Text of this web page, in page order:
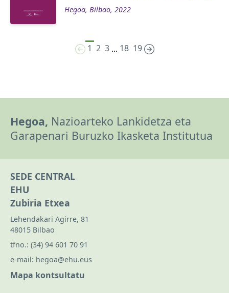
Hegoa, Bilbao, 2022
1 2 3 ... 18 19
Hegoa, Nazioarteko Lankidetza eta
Garapenari Buruzko Ikasketa Institutua
SEDE CENTRAL
EHU
Zubiria Etxea
Lehendakari Agirre, 81
48015 Bilbao
tfno.: (34) 94 601 70 91
e-mail: hegoa@ehu.eus
Mapa kontsultatu